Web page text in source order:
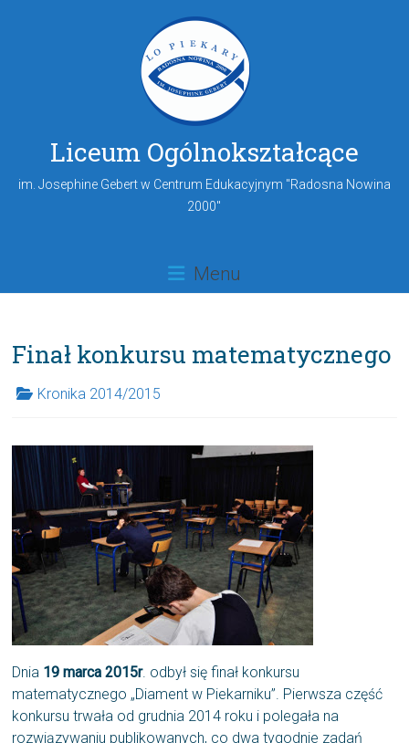
Liceum Ogólnokształcące
im. Josephine Gebert w Centrum Edukacyjnym "Radosna Nowina
2000"
Menu
Finał konkursu matematycznego
Kronika 2014/2015
Dnia 19 marca 2015r. odbył się finał konkursu
matematycznego „Diament w Piekarniku”. Pierwsza część
konkursu trwała od grudnia 2014 roku i polegała na
rozwiązywaniu publikowanych, co dwa tygodnie zadań